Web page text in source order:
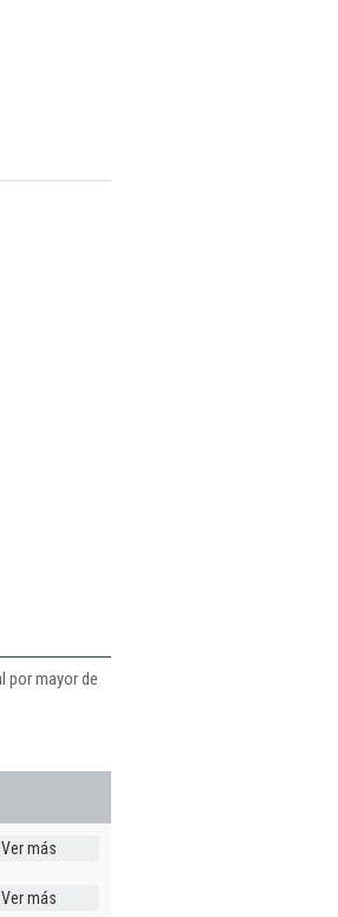
por mayor de
Ver más
Ver más